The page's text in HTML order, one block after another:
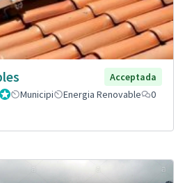
Acceptada
Administrador
Municipi Energia Renovable
0